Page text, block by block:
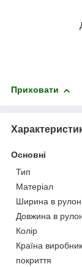
Приховати
Основні
Тип
Матеріал
Ширина в
Довжина в
Колір
Країна виробник
покриття